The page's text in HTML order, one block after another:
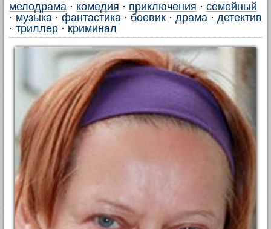
мелодрама · комедия · приключения · семейный
· музыка · фантастика · боевик · драма · детектив
· триллер · криминал